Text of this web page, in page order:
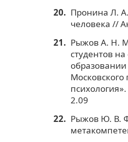
Пронина Л.
человека //
Рыжов А. Н.
студентов
Московского
2.09
Рыжов Ю. В.